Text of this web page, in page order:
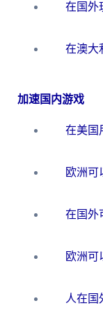
加速国内游戏